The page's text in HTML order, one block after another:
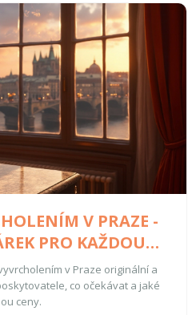
V PRAZE -
PRO KAŽDOU
v Praze originální a
co očekávat a jaké
ceny.